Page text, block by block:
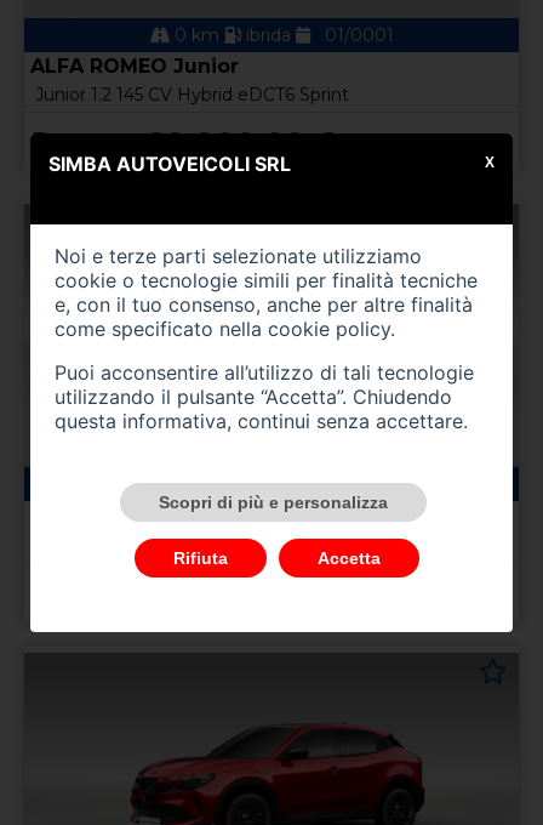
0 km ibrida 01/0001
ALFA ROMEO Junior
Junior 1.2 145 CV Hybrid eDCT6 Sprint
Prezzo 29.000,00 €
0 km ibrida 01/0001
ALFA ROMEO Junior
Junior 1.2 145 CV Hybrid eDCT6 Ti
SIMBA AUTOVEICOLI SRL
Noi e terze parti selezionate utilizziamo
cookie o tecnologie simili per finalità tecniche
e, con il tuo consenso, anche per altre finalità
come specificato nella cookie policy.
Puoi acconsentire all’utilizzo di tali tecnologie
utilizzando il pulsante “Accetta”. Chiudendo
questa informativa, continui senza accettare.
Scopri di più e personalizza
Rifiuta Accetta
X